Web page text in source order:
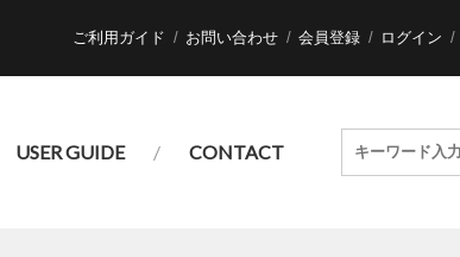
ご利用ガイド お問い合わせ 会員登録 ログイン
USER GUIDE CONTACT